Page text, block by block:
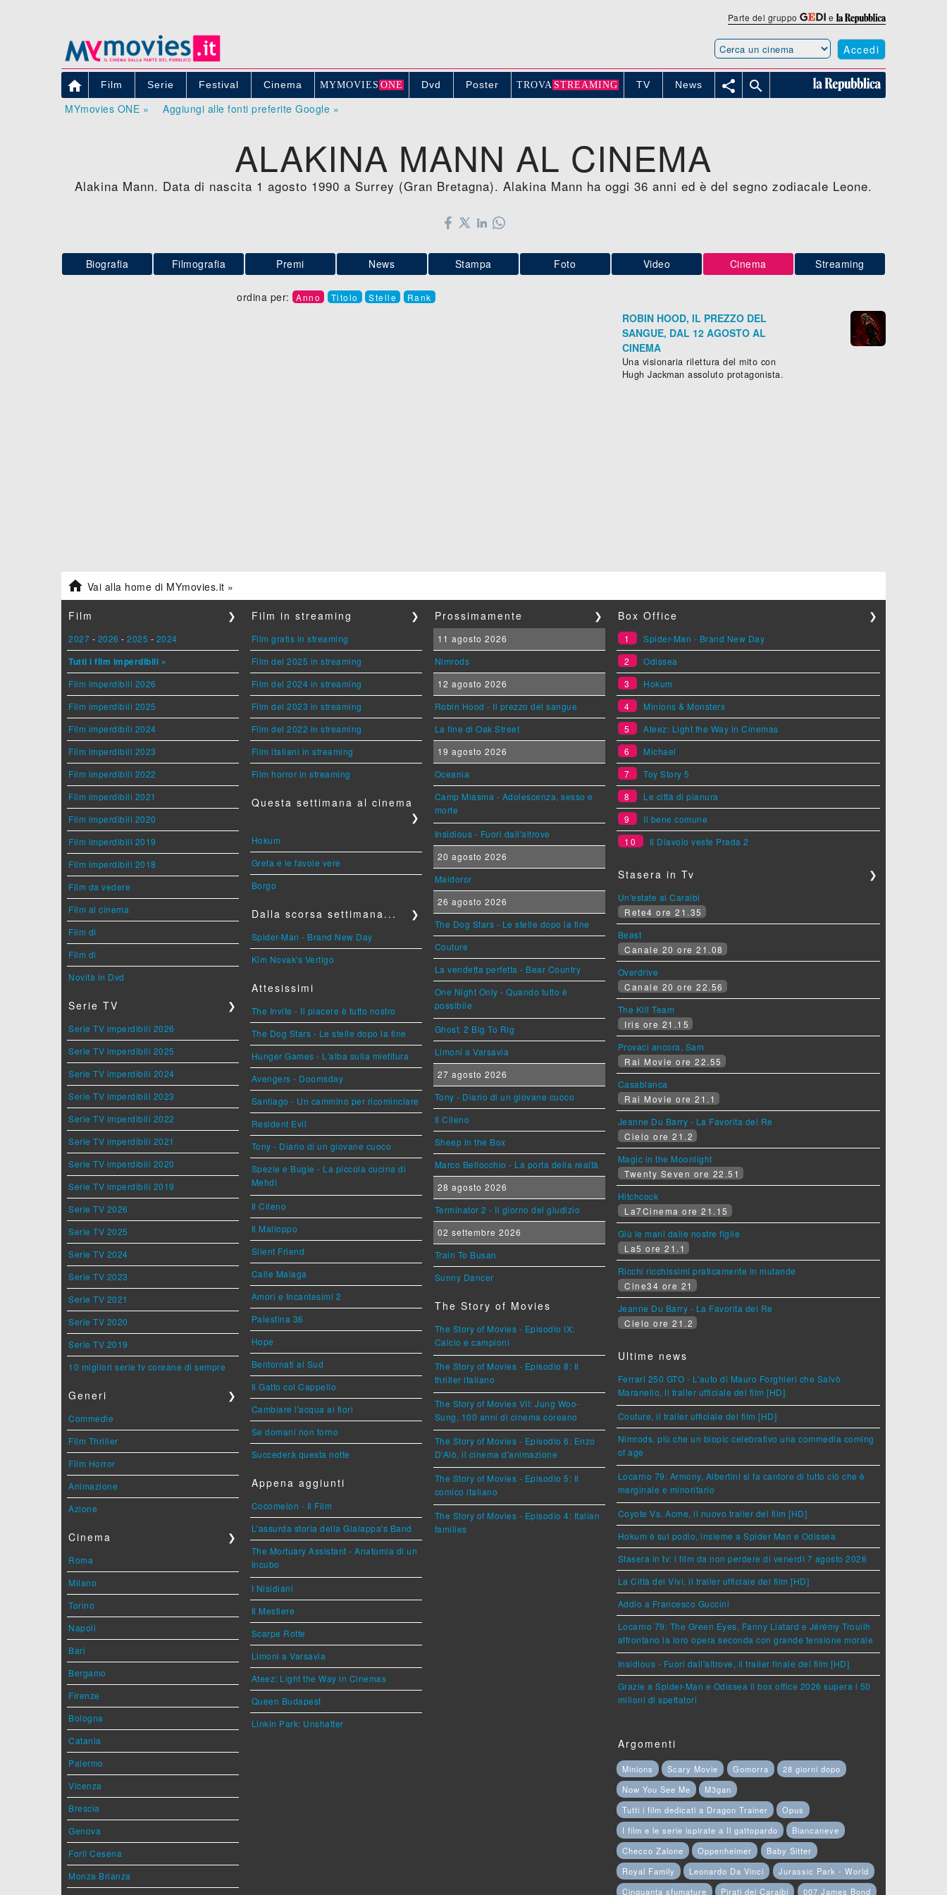
Parte del gruppo e
Accedi
 Film Serie Festival Cinema MYMOVIE S ONE Dvd Poster TROVA STREAMING TV News  
MYmovies ONE » Aggiungi alle fonti preferite Google »
ALAKINA MANN AL CINEMA
Alakina Mann. Data di nascita 1 agosto 1990 a Surrey (Gran Bretagna). Alakina Mann ha oggi 36 anni ed è del segno zodiacale Leone.
Biografia Filmografia Premi News Stampa Foto Video Cinema Streaming
ordina per: Anno Titolo Stelle Rank
ROBIN HOOD, IL PREZZO DEL
SANGUE, DAL 12 AGOSTO AL
CINEMA
Una visionaria rilettura del mito con
Hugh Jackman assoluto protagonista.
 Vai alla home di MYmovies.it »
Film ❯
2027 - 2026 - 2025 - 2024
Tutti i film imperdibili »
Film imperdibili 2026
Film imperdibili 2025
Film imperdibili 2024
Film imperdibili 2023
Film imperdibili 2022
Film imperdibili 2021
Film imperdibili 2020
Film imperdibili 2019
Film imperdibili 2018
Film da vedere
Film al cinema
Film di
Film di
Novità in Dvd
Serie TV ❯
Serie TV imperdibili 2026
Serie TV imperdibili 2025
Serie TV imperdibili 2024
Serie TV imperdibili 2023
Serie TV imperdibili 2022
Serie TV imperdibili 2021
Serie TV imperdibili 2020
Serie TV imperdibili 2019
Serie TV 2026
Serie TV 2025
Serie TV 2024
Serie TV 2023
Serie TV 2021
Serie TV 2020
Serie TV 2019
10 migliori serie tv coreane di sempre
Generi ❯
Commedie
Film Thriller
Film Horror
Animazione
Azione
Cinema ❯
Roma
Milano
Torino
Napoli
Bari
Bergamo
Firenze
Bologna
Catania
Palermo
Vicenza
Brescia
Genova
Forlì Cesena
Monza Brianza
Film in streaming ❯
Film gratis in streaming
Film del 2025 in streaming
Film del 2024 in streaming
Film del 2023 in streaming
Film del 2022 in streaming
Film italiani in streaming
Film horror in streaming
Questa settimana al cinema
❯
Hokum
Greta e le favole vere
Borgo
Dalla scorsa settimana... ❯
Spider-Man - Brand New Day
Kim Novak's Vertigo
Attesissimi
The Invite - Il piacere è tutto nostro
The Dog Stars - Le stelle dopo la fine
Hunger Games - L'alba sulla mietitura
Avengers - Doomsday
Santiago - Un cammino per ricominciare
Resident Evil
Tony - Diario di un giovane cuoco
Spezie e Bugie - La piccola cucina di
Mehdi
Il Cileno
Il Malloppo
Silent Friend
Calle Malaga
Amori e Incantesimi 2
Palestina 36
Hope
Bentornati al Sud
Il Gatto col Cappello
Cambiare l'acqua ai fiori
Se domani non torno
Succederà questa notte
Appena aggiunti
Cocomelon - Il Film
L'assurda storia della Gialappa's Band
The Mortuary Assistant - Anatomia di un
Incubo
I Nisidiani
Il Mestiere
Scarpe Rotte
Limoni a Varsavia
Ateez: Light the Way in Cinemas
Queen Budapest
Linkin Park: Unshatter
Prossimamente ❯
11 agosto 2026
Nimrods
12 agosto 2026
Robin Hood - Il prezzo del sangue
La fine di Oak Street
19 agosto 2026
Oceania
Camp Miasma - Adolescenza, sesso e
morte
Insidious - Fuori dall'altrove
20 agosto 2026
Maldoror
26 agosto 2026
The Dog Stars - Le stelle dopo la fine
Couture
La vendetta perfetta - Bear Country
One Night Only - Quando tutto è
possibile
Ghost: 2 Big To Rig
Limoni a Varsavia
27 agosto 2026
Tony - Diario di un giovane cuoco
Il Cileno
Sheep in the Box
Marco Bellocchio - La porta della realtà
28 agosto 2026
Terminator 2 - Il giorno del giudizio
02 settembre 2026
Train To Busan
Sunny Dancer
The Story of Movies
The Story of Movies - Episodio IX:
Calcio e campioni
The Story of Movies - Episodio 8: Il
thriller italiano
The Story of Movies VII: Jung Woo-
Sung, 100 anni di cinema coreano
The Story of Movies - Episodio 6: Enzo
D'Alò, il cinema d'animazione
The Story of Movies - Episodio 5: Il
comico italiano
The Story of Movies - Episodio 4: Italian
families
Box Office ❯
1
Spider-Man - Brand New Day
2
Odissea
3
Hokum
4
Minions & Monsters
5
Ateez: Light the Way in Cinemas
6
Michael
7
Toy Story 5
8
Le città di pianura
9
Il bene comune
10
Il Diavolo veste Prada 2
Stasera in Tv ❯
Un'estate ai Caraibi
Rete4 ore 21.35
Beast
Canale 20 ore 21.08
Overdrive
Canale 20 ore 22.56
The Kill Team
Iris ore 21.15
Provaci ancora, Sam
Rai Movie ore 22.55
Casablanca
Rai Movie ore 21.1
Jeanne Du Barry - La Favorita del Re
Cielo ore 21.2
Magic in the Moonlight
Twenty Seven ore 22.51
Hitchcock
La7Cinema ore 21.15
Giù le mani dalle nostre figlie
La5 ore 21.1
Ricchi ricchissimi praticamente in mutande
Cine34 ore 21
Jeanne Du Barry - La Favorita del Re
Cielo ore 21.2
Ultime news
Ferrari 250 GTO - L'auto di Mauro Forghieri che Salvò
Maranello, il trailer ufficiale del film [HD]
Couture, il trailer ufficiale del film [HD]
Nimrods, più che un biopic celebrativo una commedia coming
of age
Locarno 79: Armony, Albertini si fa cantore di tutto ciò che è
marginale e minoritario
Coyote Vs. Acme, il nuovo trailer del film [HD]
Hokum è sul podio, insieme a Spider Man e Odissea
Stasera in tv: i film da non perdere di venerdì 7 agosto 2026
La Città dei Vivi, il trailer ufficiale del film [HD]
Addio a Francesco Guccini
Locarno 79: The Green Eyes, Fanny Liatard e Jérémy Trouilh
affrontano la loro opera seconda con grande tensione morale
Insidious - Fuori dall'altrove, il trailer finale del film [HD]
Grazie a Spider-Man e Odissea il box office 2026 supera i 50
milioni di spettatori
Argomenti
Minions Scary Movie Gomorra
28 giorni dopo
Now You See Me
M3gan
Tutti i film dedicati a Dragon Trainer
Opus
I film e le serie ispirate a Il gattopardo
Biancaneve
Checco Zalone
Oppenheimer
Baby Sitter
Royal Family
Leonardo Da Vinci
Jurassic Park - World
Cinquanta sfumature
Pirati dei Caraibi 007 James Bond